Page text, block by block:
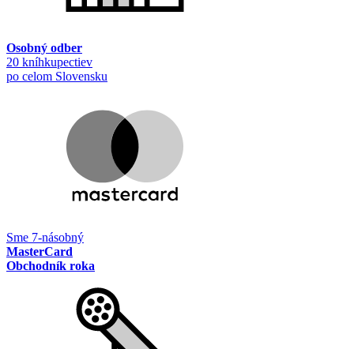
Osobný odber
20 kníhkupectiev
po celom Slovensku
Sme 7-násobný
MasterCard
Obchodník roka